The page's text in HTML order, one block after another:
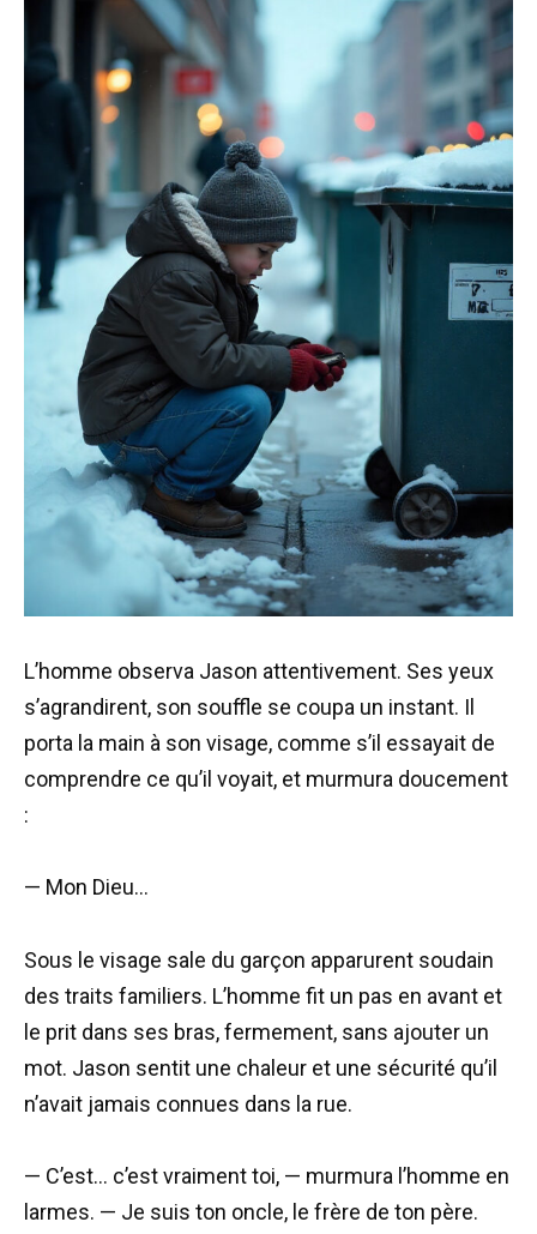
L’homme observa Jason attentivement. Ses yeux
s’agrandirent, son souffle se coupa un instant. Il
porta la main à son visage, comme s’il essayait de
comprendre ce qu’il voyait, et murmura doucement
:
— Mon Dieu…
Sous le visage sale du garçon apparurent soudain
des traits familiers. L’homme fit un pas en avant et
le prit dans ses bras, fermement, sans ajouter un
mot. Jason sentit une chaleur et une sécurité qu’il
n’avait jamais connues dans la rue.
— C’est… c’est vraiment toi, — murmura l’homme en
larmes. — Je suis ton oncle, le frère de ton père.